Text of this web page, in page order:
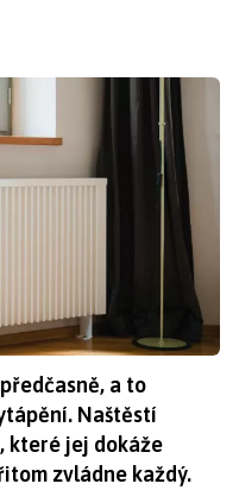
a to
Naštěstí
které jej dokáže
zvládne každý.